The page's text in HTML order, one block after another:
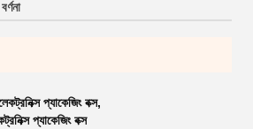
প্যাকেজিং বক্স,
প্যাকেজিং বক্স